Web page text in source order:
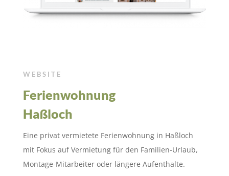
WEBSITE
Ferienwohnung
Haßloch
Eine privat vermietete Ferienwohnung in Haßloch
mit Fokus auf Vermietung für den Familien-Urlaub,
Montage-Mitarbeiter oder längere Aufenthalte.